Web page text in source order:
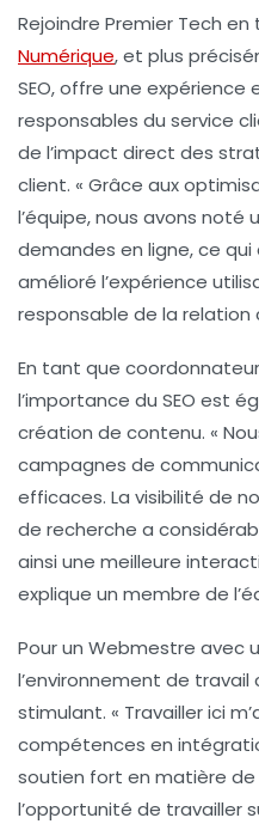
Rejoindre Premier Tech en
Numérique, et plus
SEO, offre une expérience
responsables du service
de l’impact direct des
client. « Grâce aux
l’équipe, nous avons
demandes en ligne, ce
amélioré l’expérience
responsable de la relation
En tant que
l’importance du SEO est
création de contenu. «
campagnes de
efficaces. La visibilité de
de recherche a
ainsi une meilleure
explique un membre de
Pour un Webmestre avec
l’environnement de travail
stimulant. « Travailler ici
compétences en
soutien fort en matière de
l’opportunité de travailler